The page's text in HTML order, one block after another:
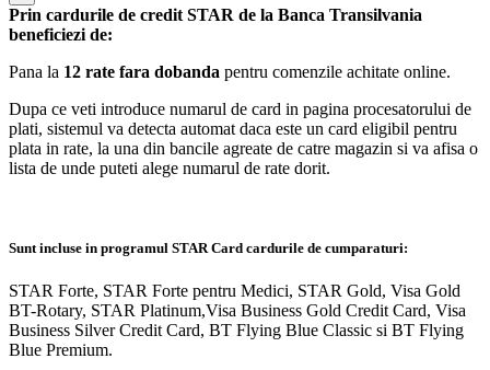
Prin cardurile de credit STAR de la Banca Transilvania
beneficiezi de:
Pana la 12 rate fara dobanda pentru comenzile achitate online.
Dupa ce veti introduce numarul de card in pagina procesatorului de
plati, sistemul va detecta automat daca este un card eligibil pentru
plata in rate, la una din bancile agreate de catre magazin si va afisa o
lista de unde puteti alege numarul de rate dorit.
Sunt incluse in programul STAR Card cardurile de cumparaturi:
STAR Forte, STAR Forte pentru Medici, STAR Gold, Visa Gold
BT-Rotary, STAR Platinum,Visa Business Gold Credit Card, Visa
Business Silver Credit Card, BT Flying Blue Classic si BT Flying
Blue Premium.